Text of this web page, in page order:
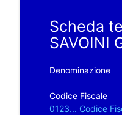
Scheda
SAVOINI
Denominazione
Codice Fiscale
0123... Codice